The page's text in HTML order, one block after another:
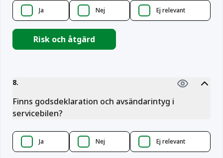
Ja Nej Ej relevant
Risk och åtgärd
8.
Finns godsdeklaration och avsändarintyg i
servicebilen?
Ja Nej Ej relevant